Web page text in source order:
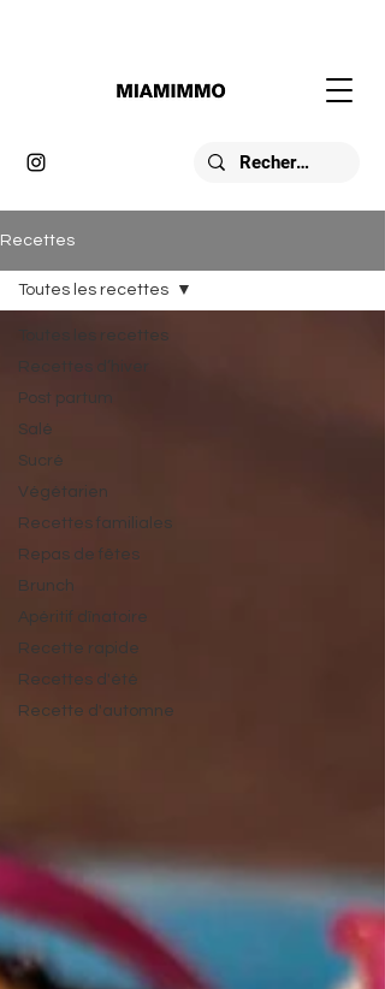
Recettes
Toutes les recettes
Recettes d’hiver
Post partum
Salé
Sucré
Végétarien
Recettes familiales
Repas de fêtes
Brunch
Apéritif dînatoire
Recette rapide
Recettes d'été
Recette d'automne
Toutes les recettes